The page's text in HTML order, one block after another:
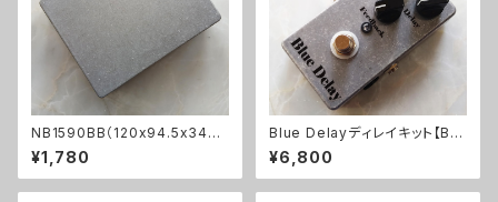
NB1590BB（120x94.5x34ｍ
ｍ）アルミダイキャストケース
¥1,780
Blue Delayディレイキット【BA
SIC KIT】
¥6,800